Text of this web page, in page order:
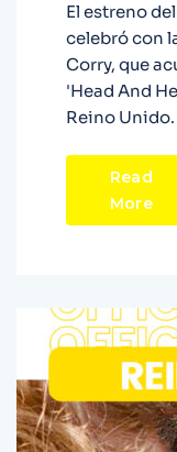
El estreno
celebró con
Corry, que
'Head And
Reino Unido.
Read
More